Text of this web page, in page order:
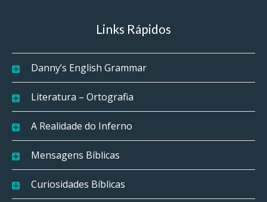
Links Rápidos
Danny’s English Grammar
Literatura – Ortografia
A Realidade do Inferno
Mensagens Bíblicas
Curiosidades Bíblicas